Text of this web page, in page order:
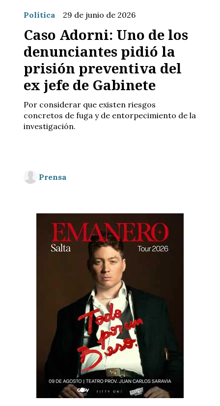
Caso Adorni: Uno de los
denunciantes pidió la
prisión preventiva del
ex jefe de Gabinete
Por considerar que existen riesgos
concretos de fuga y de entorpecimiento de la
investigación.
Política 29 de junio de 2026
Prensa